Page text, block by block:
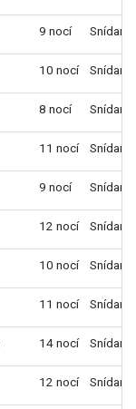
9 nocí Snídaně
10 nocí Snídaně
8 nocí Snídaně
11 nocí Snídaně
9 nocí Snídaně
12 nocí Snídaně
10 nocí Snídaně
11 nocí Snídaně
14 nocí Snídaně
12 nocí Snídaně